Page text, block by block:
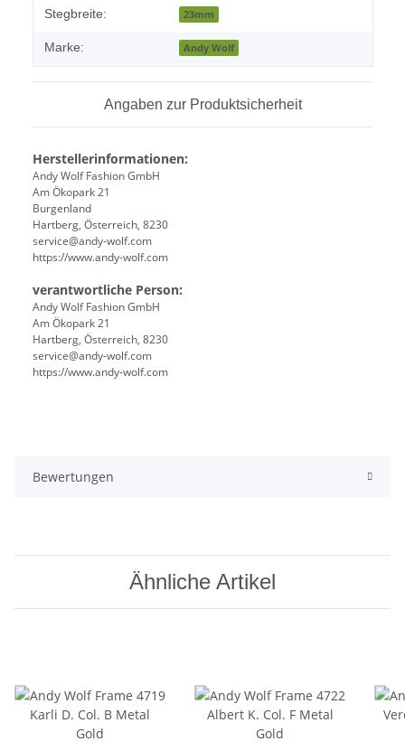
Stegbreite: 23mm
Marke: Andy Wolf
Angaben zur Produktsicherheit
Herstellerinformationen:
Andy Wolf Fashion GmbH
Am Ökopark 21
Burgenland
Hartberg, Österreich, 8230
service@andy-wolf.com
https://www.andy-wolf.com
verantwortliche Person:
Andy Wolf Fashion GmbH
Am Ökopark 21
Hartberg, Österreich, 8230
service@andy-wolf.com
https://www.andy-wolf.com
Bewertungen
Ähnliche Artikel